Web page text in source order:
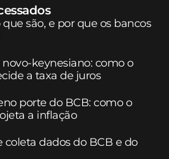
que são, e por que os bancos
keynesiano: como o
a taxa de juros
porte do BCB: como o
a inflação
coleta dados do BCB e do